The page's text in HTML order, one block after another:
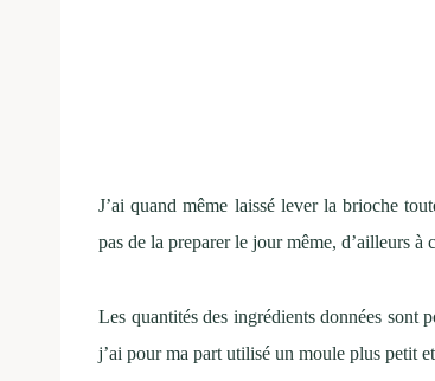
J’ai quand même laissé lever la brioche
pas de la preparer le jour même, d’ailleurs à
Les quantités des ingrédients données sont
j’ai pour ma part utilisé un moule plus petit